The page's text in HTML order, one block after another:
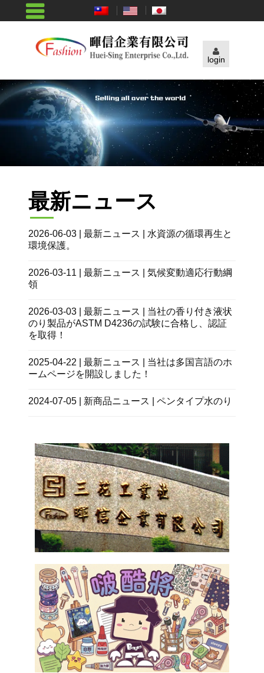
login
最新ニュース
2026-06-03 | 最新ニュース | 水資源の循環再生と
環境保護。
2026-03-11 | 最新ニュース | 気候変動適応行動綱
領
2026-03-03 | 最新ニュース | 当社の香り付き液状
のり製品がASTM D4236の試験に合格し、認証
を取得！
2025-04-22 | 最新ニュース | 当社は多国言語のホ
ームページを開設しました！
2024-07-05 | 新商品ニュース | ペンタイプ水のり